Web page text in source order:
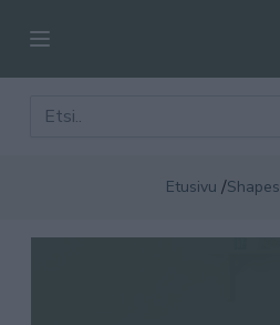
Etusivu /Shapes